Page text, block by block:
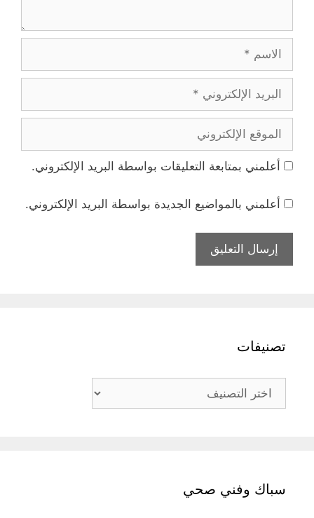
الاسم
البريد
الإلكتروني
الموقع
الإلكتروني
أعلمني بمتابعة التعليقات بواسطة البريد الإلكتروني.
أعلمني بالمواضيع الجديدة بواسطة البريد الإلكتروني.
تصنيفات
تصنيفات
سباك وفني صحي